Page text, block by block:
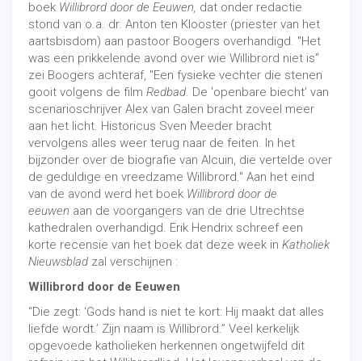
boek Willibrord door de Eeuwen, dat onder redactie
stond van o.a. dr. Anton ten Klooster (priester van het
aartsbisdom) aan pastoor Boogers overhandigd. "Het
was een prikkelende avond over wie Willibrord niet is"
zei Boogers achteraf, "Een fysieke vechter die stenen
gooit volgens de film Redbad. De 'openbare biecht' van
scenarioschrijver Alex van Galen bracht zoveel meer
aan het licht. Historicus Sven Meeder bracht
vervolgens alles weer terug naar de feiten. In het
bijzonder over de biografie van Alcuin, die vertelde over
de geduldige en vreedzame Willibrord." Aan het eind
van de avond werd het boek Willibrord door de
eeuwen aan de voorgangers van de drie Utrechtse
kathedralen overhandigd. Erik Hendrix schreef een
korte recensie van het boek dat deze week in Katholiek
Nieuwsblad zal verschijnen :
Willibrord door de Eeuwen
“Die zegt: ‘Gods hand is niet te kort: Hij maakt dat alles
liefde wordt.’ Zijn naam is Willibrord.” Veel kerkelijk
opgevoede katholieken herkennen ongetwijfeld dit